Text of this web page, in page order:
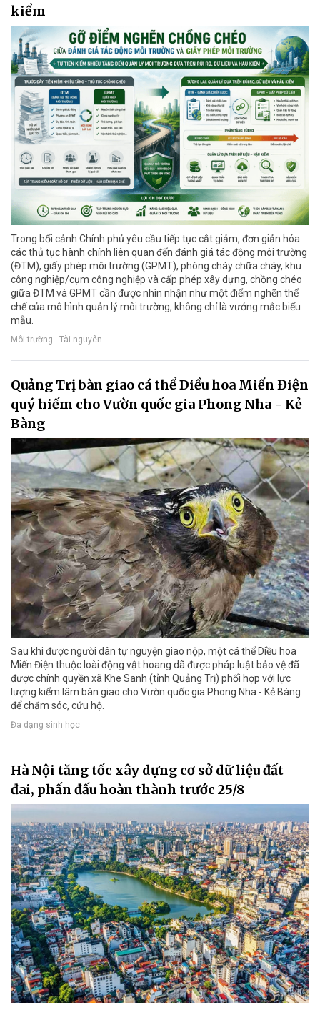
kiểm
Trong bối cảnh Chính phủ yêu cầu tiếp tục cắt giảm, đơn giản hóa
các thủ tục hành chính liên quan đến đánh giá tác động môi trường
(ĐTM), giấy phép môi trường (GPMT), phòng cháy chữa cháy, khu
công nghiệp/cụm công nghiệp và cấp phép xây dựng, chồng chéo
giữa ĐTM và GPMT cần được nhìn nhận như một điểm nghẽn thể
chế của mô hình quản lý môi trường, không chỉ là vướng mắc biểu
mẫu.
Môi trường - Tài nguyên
Quảng Trị bàn giao cá thể Diều hoa Miến Điện
quý hiếm cho Vườn quốc gia Phong Nha - Kẻ
Bàng
Sau khi được người dân tự nguyện giao nộp, một cá thể Diều hoa
Miến Điện thuộc loài động vật hoang dã được pháp luật bảo vệ đã
được chính quyền xã Khe Sanh (tỉnh Quảng Trị) phối hợp với lực
lượng kiểm lâm bàn giao cho Vườn quốc gia Phong Nha - Kẻ Bàng
để chăm sóc, cứu hộ.
Đa dạng sinh học
Hà Nội tăng tốc xây dựng cơ sở dữ liệu đất
đai, phấn đấu hoàn thành trước 25/8